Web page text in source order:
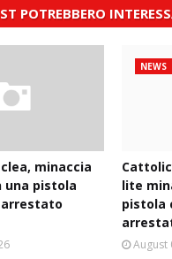
POTREBBERO
minaccia
una pistola
NEWS
lite
pistola
August